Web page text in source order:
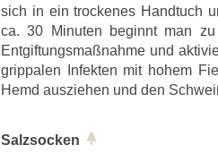
sich in ein trockenes Handtuch
ca. 30 Minuten beginnt man
Entgiftungsmaßnahme und
grippalen Infekten mit hohem
Hemd ausziehen und den
Salzsocken